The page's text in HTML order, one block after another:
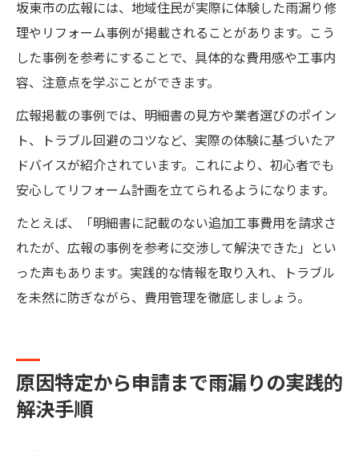
坂東市の広報には、地域住民が実際に体験した雨漏り修
理やリフォーム事例が掲載されることがあります。こう
した事例を参考にすることで、具体的な費用感や工事内
容、注意点を学ぶことができます。
広報掲載の事例では、明細書の見方や業者選びのポイン
ト、トラブル回避のコツなど、実際の体験に基づいたア
ドバイスが紹介されています。これにより、初心者でも
安心してリフォーム計画を立てられるようになります。
たとえば、「明細書に記載のない追加工事費用を請求さ
れたが、広報の事例を参考に交渉して解決できた」とい
った声もあります。実践的な情報を取り入れ、トラブル
を未然に防ぎながら、費用管理を徹底しましょう。
原因特定から申請まで雨漏りの実践的
解決手順